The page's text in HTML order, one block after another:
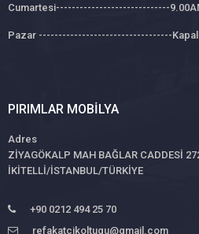
Cumartesi-----------------------------
Pazar ----------------------------------
PIRIMLAR MOBILYA
Adres
ZİYAGÖKALP MAH BAĞLAR CADDESİ
İKİTELLİ/İSTANBUL/TÜRKİYE
+90 0212 494 25 70
refakatcikoltugu@gmail.com